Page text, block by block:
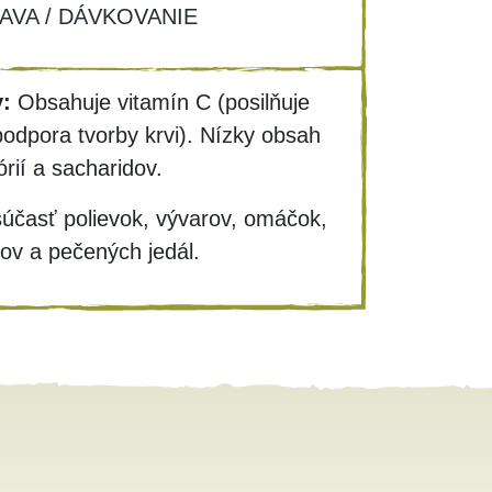
/ DÁVKOVANIE
Obsahuje vitamín C (posilňuje
tvorby krvi). Nízky obsah
a sacharidov.
polievok, vývarov, omáčok,
a pečených jedál.